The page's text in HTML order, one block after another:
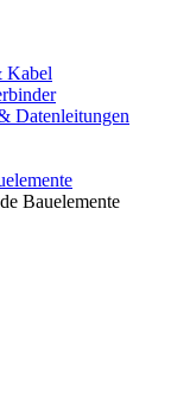
Kabel
Datenleitungen
Bauelemente